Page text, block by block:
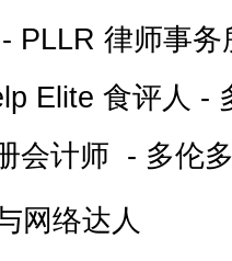
PLLR 律师事
Elite 食评人 -
会计师 - 多伦多
网络达人